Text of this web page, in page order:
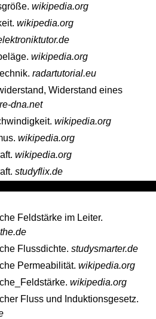
wikipedia.org
wikipedia.org
wikipedia.org
radartutorial.eu
Widerstand eines
dna.net
wikipedia.org
wikipedia.org
wikipedia.org
studyflix.de
Feldstärke im Leiter.
Flussdichte. studysmarter.de
Permeabilität. wikipedia.org
wikipedia.org
Fluss und Induktionsgesetz.